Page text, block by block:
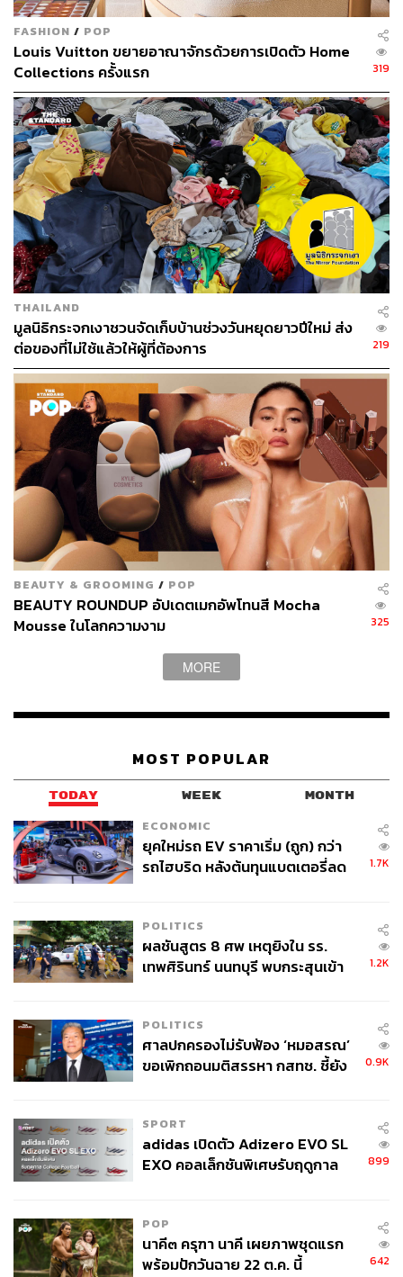
FASHION / POP
Louis Vuitton ขยายอาณาจักรด้วยการเปิดตัว Home
Collections ครั้งแรก
319
THAILAND
มูลนิธิกระจกเงาชวนจัดเก็บบ้านช่วงวันหยุดยาวปีใหม่ ส่ง
ต่อของที่ไม่ใช้แล้วให้ผู้ที่ต้องการ
219
BEAUTY & GROOMING / POP
BEAUTY ROUNDUP อัปเดตเมกอัพโทนสี Mocha
Mousse ในโลกความงาม
325
MORE
MOST POPULAR
TODAY WEEK MONTH
ECONOMIC
ยุคใหม่รถ EV ราคาเริ่ม (ถูก) กว่า
รถไฮบริด หลังต้นทุนแบตเตอรี่ลด
1.7K
POLITICS
ผลชันสูตร 8 ศพ เหตุยิงใน รร.
เทพศิรินทร์ นนทบุรี พบกระสุนเข้า
1.2K
POLITICS
ศาลปกครองไม่รับฟ้อง ‘หมอสรณ’
ขอเพิกถอนมติสรรหา กสทช. ชี้ยัง
0.9K
SPORT
adidas เปิดตัว Adizero EVO SL
EXO คอลเล็กชันพิเศษรับฤดูกาล
899
POP
นาคี๓ ครุฑา นาคี เผยภาพชุดแรก
พร้อมปักวันฉาย 22 ต.ค. นี้
642